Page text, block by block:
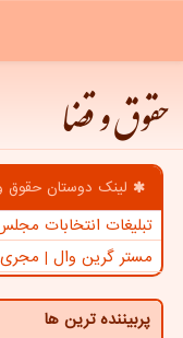
حقوق و قضا
لینک دوستان حقوق
تبلیغات انتخابات
مستر گرین وال | مجری
پربیننده ترین ها